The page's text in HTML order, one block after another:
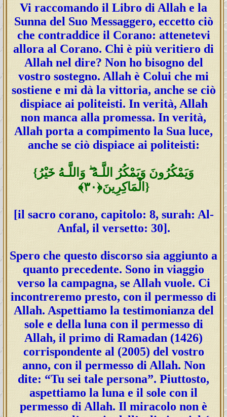
Vi raccomando il Libro di Allah e la
Sunna del Suo Messaggero, eccetto ciò
che contraddice il Corano: attenetevi
allora al Corano. Chi è più veritiero di
Allah nel dire? Non ho bisogno del
vostro sostegno. Allah è Colui che mi
sostiene e mi dà la vittoria, anche se ciò
dispiace ai politeisti. In verità, Allah
non manca alla promessa. In verità,
Allah porta a compimento la Sua luce,
anche se ciò dispiace ai politeisti:
{وَيَمْكُرُونَ وَيَمْكُرُ اللَّـهُ ۖ وَاللَّـهُ خَيْرُ
الْمَاكِرِينَ﴿٣٠﴾‏}
[il sacro corano, capitolo: 8, surah: Al-
Anfal, il versetto: 30].
Spero che questo discorso sia aggiunto a
quanto precedente. Sono in viaggio
verso la campagna, se Allah vuole. Ci
incontreremo presto, con il permesso di
Allah. Aspettiamo la testimonianza del
sole e della luna con il permesso di
Allah, il primo di Ramadan (1426)
corrispondente al (2005) del vostro
anno, con il permesso di Allah. Non
dite: “Tu sei tale persona”. Piuttosto,
aspettiamo la luna e il sole con il
permesso di Allah. Il miracolo non è